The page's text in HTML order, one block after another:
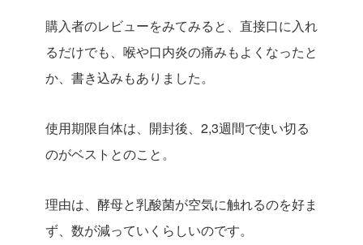
購入者のレビューをみてみると、直接口に入れ
るだけでも、喉や口内炎の痛みもよくなったと
か、書き込みもありました。
使用期限自体は、開封後、2,3週間で使い切る
のがベストとのこと。
理由は、酵母と乳酸菌が空気に触れるのを好ま
ず、数が減っていくらしいのです。